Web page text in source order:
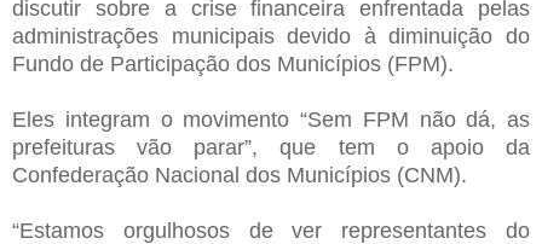
discutir sobre a crise financeira enfrentada pelas
administrações municipais devido à diminuição do
Fundo de Participação dos Municípios (FPM).
Eles integram o movimento “Sem FPM não dá, as
prefeituras vão parar”, que tem o apoio da
Confederação Nacional dos Municípios (CNM).
“Estamos orgulhosos de ver representantes do